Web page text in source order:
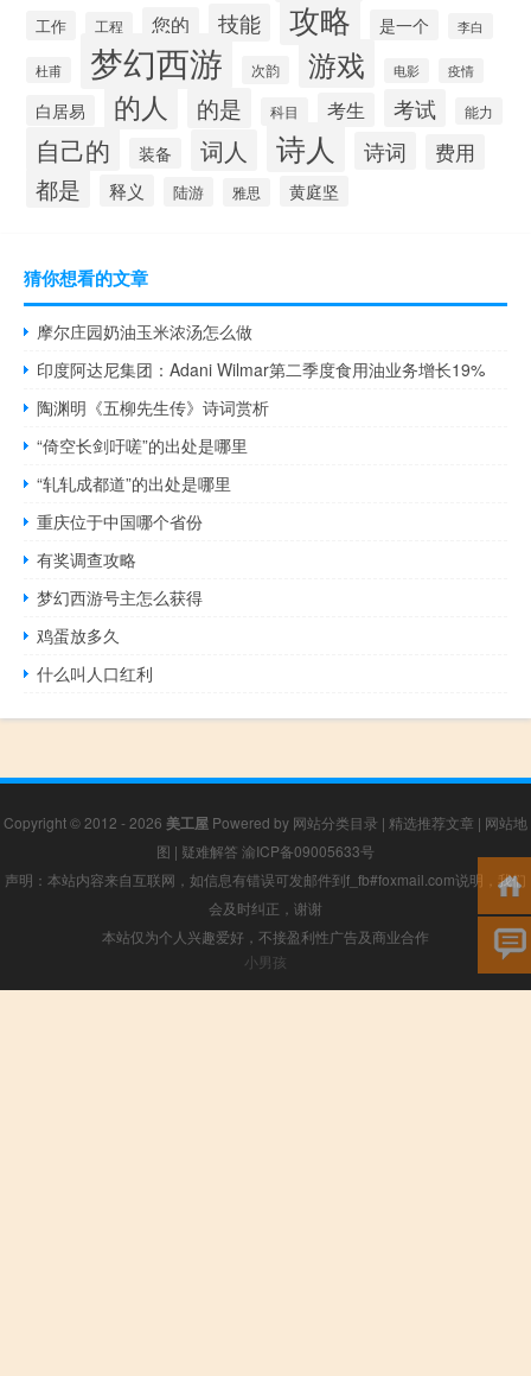
工作 工程 您的 技能 攻略 是一个 李白
杜甫 梦幻西游 次韵 游戏 电影 疫情
白居易 的人 的是 科目 考生 考试 能力
自己的 装备 词人 诗人 诗词 费用
都是 释义 陆游 雅思 黄庭坚
猜你想看的文章
摩尔庄园奶油玉米浓汤怎么做
印度阿达尼集团：Adani Wilmar第二季度食用油业务增长19%
陶渊明《五柳先生传》诗词赏析
“倚空长剑吁嗟”的出处是哪里
“轧轧成都道”的出处是哪里
重庆位于中国哪个省份
有奖调查攻略
梦幻西游号主怎么获得
鸡蛋放多久
什么叫人口红利
Copyright © 2012 - 2026 美工屋 Powered by 网站分类目录 | 精选推荐文章 | 网站地
图 | 疑难解答 渝ICP备09005633号
声明：本站内容来自互联网，如信息有错误可发邮件到f_fb#foxmail.com说明，我们
会及时纠正，谢谢
本站仅为个人兴趣爱好，不接盈利性广告及商业合作
小男孩